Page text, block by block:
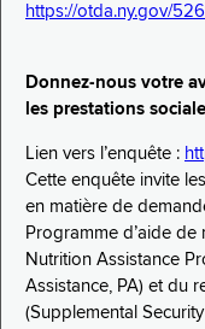
https://otda.ny.gov/
Donnez-nous votre
les prestations
Lien vers l’enquête :
Cette enquête invite
en matière de
Programme d’aide de
Nutrition Assistance
Assistance, PA) et du
(Supplemental